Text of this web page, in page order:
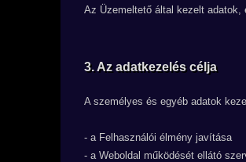
Az Üzemeltető által kezelt
3. Az adatkezelés célja
A személyes és egyéb adatok
- a Felhasználói élmény javítása
- a Weboldal működését ellátó